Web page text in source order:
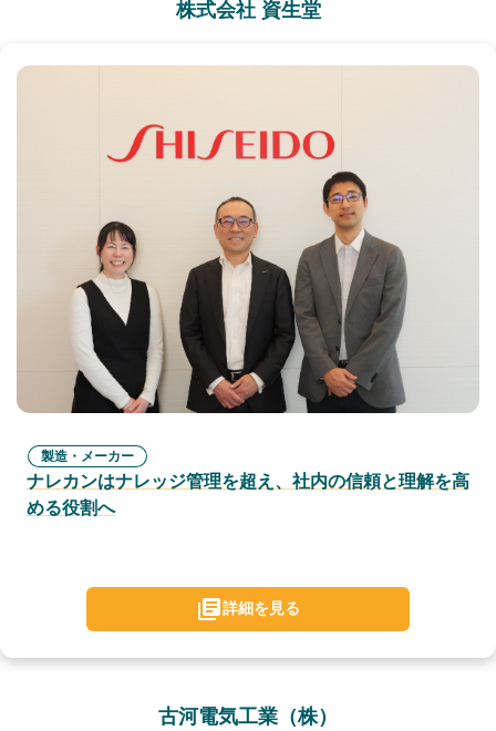
株式会社 資生堂
製造・メーカー
ナレカンはナレッジ管理を超え、社内の信頼と理解を高
める役割へ
詳細を見る
古河電気工業（株）